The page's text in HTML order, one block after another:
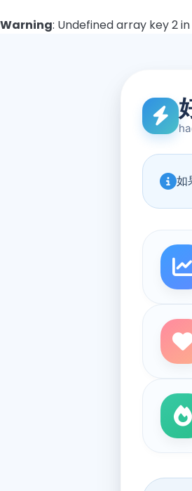
Warning: Undefined array key 2 in